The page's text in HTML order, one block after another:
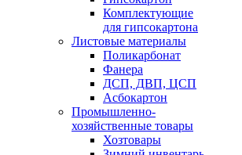
Комплектующие
для гипсокартона
Листовые материалы
Поликарбонат
Фанера
ДСП, ДВП, ЦСП
Асбокартон
Промышленно-
хозяйственные товары
Хозтовары